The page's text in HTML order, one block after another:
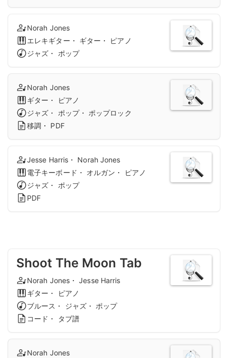
Norah Jones
エレキギター・ ギター・ ピアノ
ジャズ・ ポップ
Norah Jones
ギター・ ピアノ
ジャズ・ ポップ・ ポップロック
移調・ PDF
Jesse Harris・ Norah Jones
電子キーボード・ オルガン・ ピアノ
ジャズ・ ポップ
PDF
Shoot The Moon Tab
Norah Jones・ Jesse Harris
ギター・ ピアノ
ブルース・ ジャズ・ ポップ
コード・ タブ譜
Norah Jones